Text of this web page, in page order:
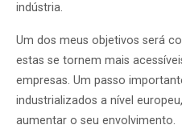
indústria.
Um dos meus objetivos será
estas se tornem mais
empresas. Um passo
industrializados a nível
aumentar o seu envolvimento.